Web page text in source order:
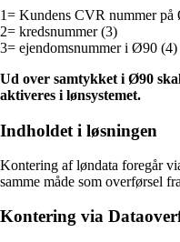
1= Kundens CVR nummer på
2= kredsnummer (3)
3= ejendomsnummer i Ø90 (4)
Ud over samtykket i Ø90
aktiveres i lønsystemet.
Indholdet i løsningen
Kontering af løndata foregår
samme måde som overførsel
Kontering via